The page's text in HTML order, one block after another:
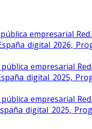
empresarial
digital 2026,
empresarial
digital 2025,
empresarial
digital 2025,